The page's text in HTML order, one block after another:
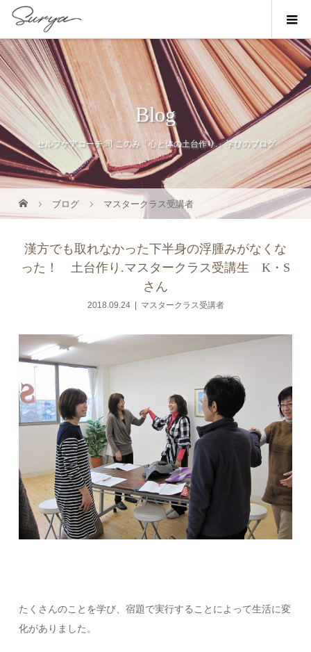
Blog
セルフケアコーチ:司 このみ「心と体の土台作り.」学びのブログ
ブログ マスタークラス受講者
漢方でも取れなかった下半身の浮腫みがなくな
った！ 土台作り.マスタークラス受講生 K・S
さん
2018.09.24 マスタークラス受講者
たくさんのことを学び、宿題で実行することによって生活に変
化がありました。